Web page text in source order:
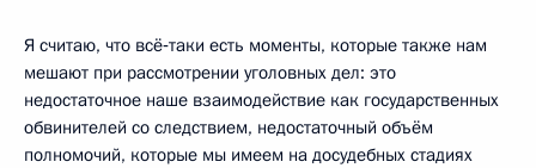
Я считаю, что всё‑таки есть моменты, которые также нам
мешают при рассмотрении уголовных дел: это
недостаточное наше взаимодействие как государственных
обвинителей со следствием, недостаточный объём
полномочий, которые мы имеем на досудебных стадиях